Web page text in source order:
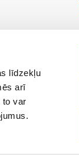
līdzekļu
arī
to var